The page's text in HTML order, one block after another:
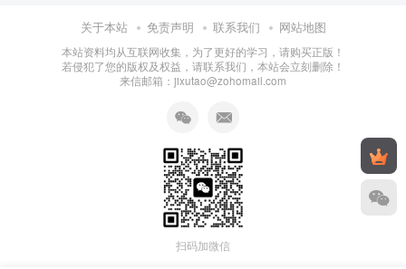
关于本站 免责声明 联系我们 网站地图
本站资料均从互联网收集，为了更好的学习，请购买正版！
若侵犯了您的版权及权益，请联系我们，本站会立刻删除！
来信邮箱：jixutao@zohomail.com
扫码加微信